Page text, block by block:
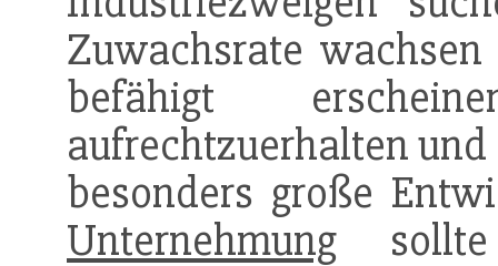
Zuwachsrate
befähigt
aufrechtzuerhalten
besonders große
Unternehmung